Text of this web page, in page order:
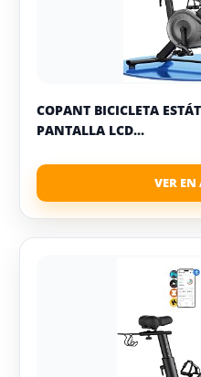
COPANT BICICLETA
PANTALLA LCD...